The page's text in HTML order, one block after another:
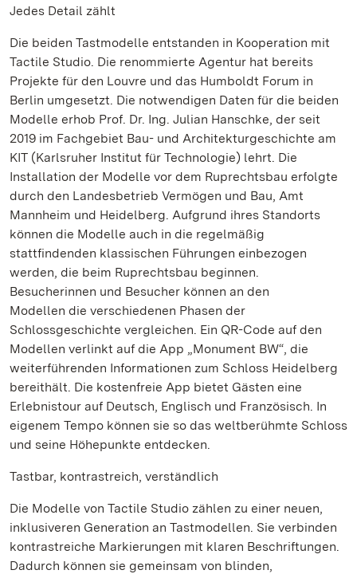
Jedes Detail zählt
Die beiden Tastmodelle entstanden in Kooperation mit
Tactile Studio. Die renommierte Agentur hat bereits
Projekte für den Louvre und das Humboldt Forum in
Berlin umgesetzt. Die notwendigen Daten für die beiden
Modelle erhob Prof. Dr. Ing. Julian Hanschke, der seit
2019 im Fachgebiet Bau- und Architekturgeschichte am
KIT (Karlsruher Institut für Technologie) lehrt. Die
Installation der Modelle vor dem Ruprechtsbau erfolgte
durch den Landesbetrieb Vermögen und Bau, Amt
Mannheim und Heidelberg. Aufgrund ihres Standorts
können die Modelle auch in die regelmäßig
stattfindenden klassischen Führungen einbezogen
werden, die beim Ruprechtsbau beginnen.
Besucherinnen und Besucher können an den
Modellen die verschiedenen Phasen der
Schlossgeschichte vergleichen. Ein QR-Code auf den
Modellen verlinkt auf die App „Monument BW“, die
weiterführenden Informationen zum Schloss Heidelberg
bereithält. Die kostenfreie App bietet Gästen eine
Erlebnistour auf Deutsch, Englisch und Französisch. In
eigenem Tempo können sie so das weltberühmte Schloss
und seine Höhepunkte entdecken.
Tastbar, kontrastreich, verständlich
Die Modelle von Tactile Studio zählen zu einer neuen,
inklusiveren Generation an Tastmodellen. Sie verbinden
kontrastreiche Markierungen mit klaren Beschriftungen.
Dadurch können sie gemeinsam von blinden,